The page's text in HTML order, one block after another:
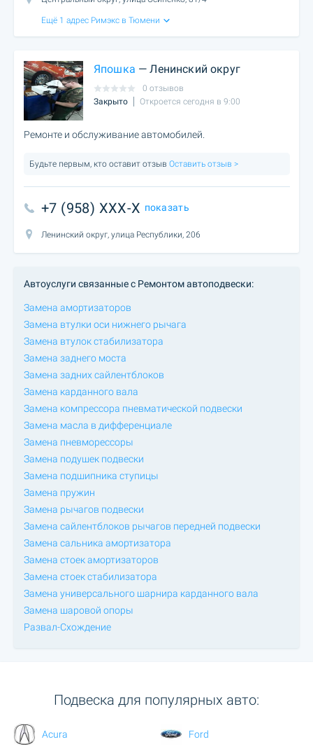
Ещё 1 адрес Римэкс в Тюмени
Япошка — Ленинский округ
0 отзывов
Закрыто
Откроется сегодня в 9:00
Ремонте и обслуживание автомобилей.
Будьте первым, кто оставит отзыв Оставить отзыв >
+7 (958) XXX-X показать
Ленинский округ, улица Республики, 206
Автоуслуги связанные с Ремонтом автоподвески:
Замена амортизаторов
Замена втулки оси нижнего рычага
Замена втулок стабилизатора
Замена заднего моста
Замена задних сайлентблоков
Замена карданного вала
Замена компрессора пневматической подвески
Замена масла в дифференциале
Замена пневморессоры
Замена подушек подвески
Замена подшипника ступицы
Замена пружин
Замена рычагов подвески
Замена сайлентблоков рычагов передней подвески
Замена сальника амортизатора
Замена стоек амортизаторов
Замена стоек стабилизатора
Замена универсального шарнира карданного вала
Замена шаровой опоры
Развал-Схождение
Подвеска для популярных авто:
Acura Ford